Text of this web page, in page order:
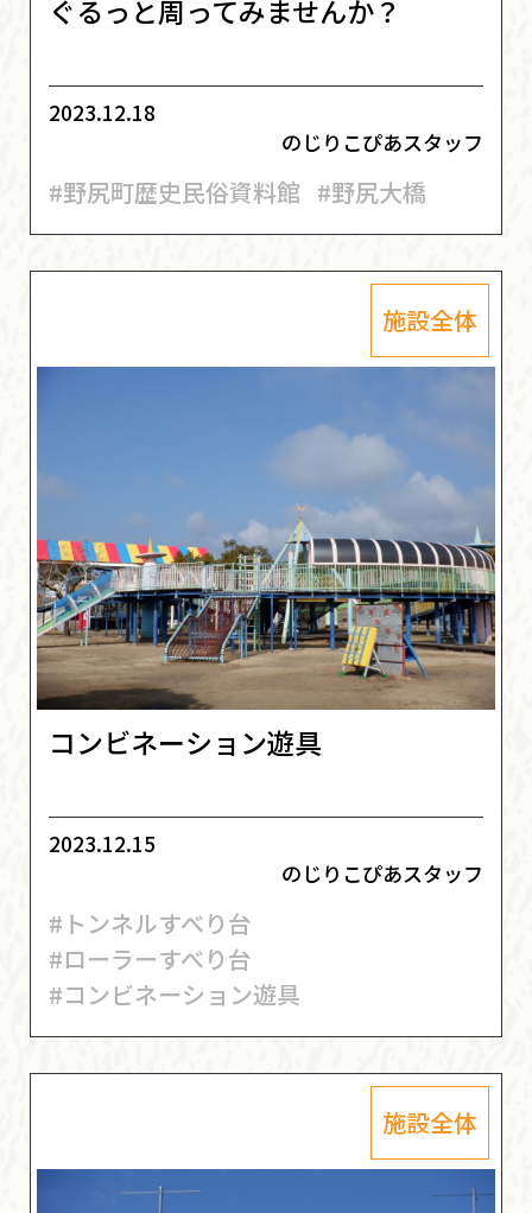
ぐるっと周ってみませんか？
2023.12.18
のじりこぴあスタッフ
#野尻町歴史民俗資料館 #野尻大橋
施設全体
コンビネーション遊具
2023.12.15
のじりこぴあスタッフ
#トンネルすべり台
#ローラーすべり台
#コンビネーション遊具
施設全体